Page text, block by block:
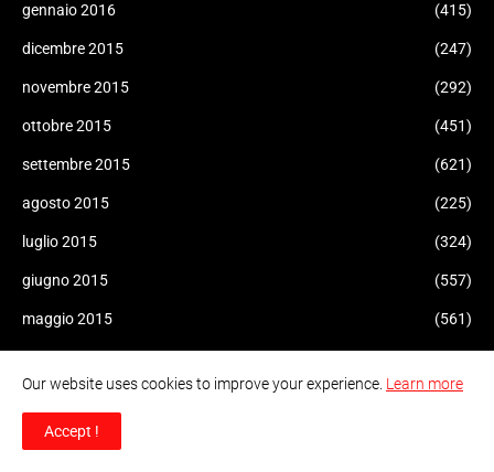
gennaio 2016 (415)
dicembre 2015 (247)
novembre 2015 (292)
ottobre 2015 (451)
settembre 2015 (621)
agosto 2015 (225)
luglio 2015 (324)
giugno 2015 (557)
maggio 2015 (561)
(470)
febbraio 2015
Our website uses cookies to improve your experience. Learn more
Accept !